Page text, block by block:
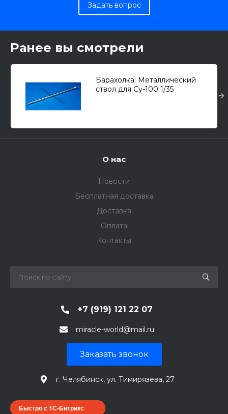
Задать вопрос
Ранее вы смотрели
Барахолка: Металлический
ствол для Су-100 1/35
О нас
Новости
Бесплатная доставка
Доставка
Оплата
Контакты
+7 (919) 121 22 07
miracle-world@mail.ru
Заказать звонок
г. Челябинск, ул. Тимирязева, 27
Быстро с 1С-Битрикс